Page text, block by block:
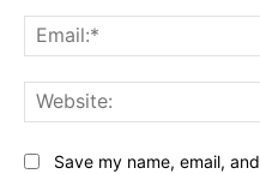
Save my name, email,